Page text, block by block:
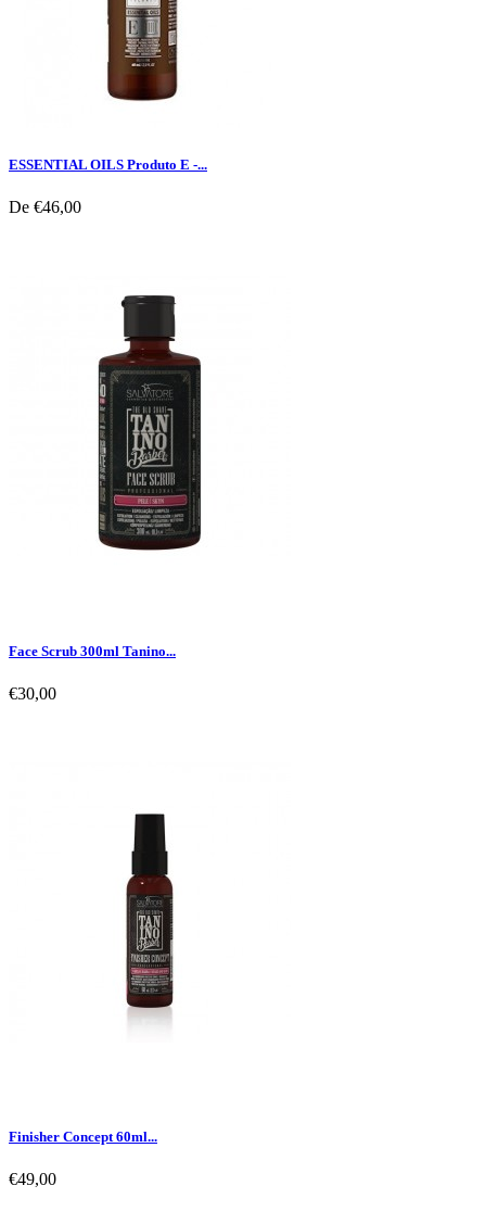
ESSENTIAL OILS Produto E -...
De €46,00
Face Scrub 300ml Tanino...
€30,00
Finisher Concept 60ml...
€49,00